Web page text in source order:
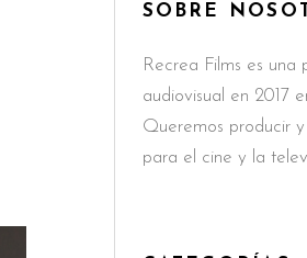
SOBRE
Recrea Films es una
audiovisual en 2017
Queremos producir
para el cine y la